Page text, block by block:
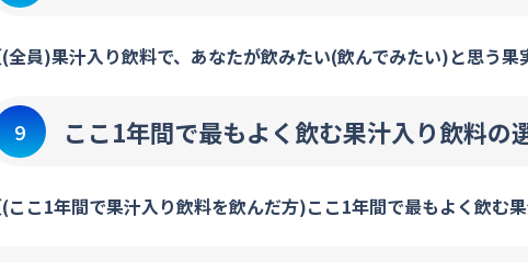
(全員)果汁入り飲料で、あなたが飲みたい(飲んでみたい)と思う
9 ここ1年間で最もよく飲む果汁入り飲料の
(ここ1年間で果汁入り飲料を飲んだ方)ここ1年間で最もよく飲